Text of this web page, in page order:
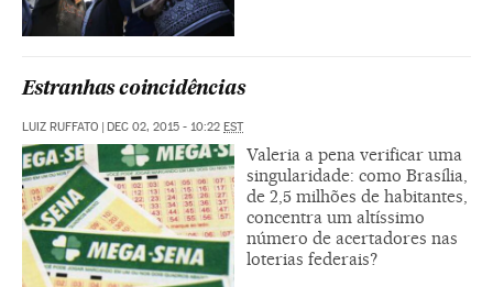
Estranhas coincidências
LUIZ RUFFATO | DEC 02, 2015 - 10:22 EST
Valeria a pena verificar uma
singularidade: como Brasília,
de 2,5 milhões de habitantes,
concentra um altíssimo
número de acertadores nas
loterias federais?